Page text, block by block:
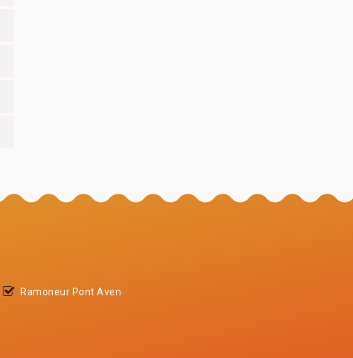
Ramoneur Pont Aven